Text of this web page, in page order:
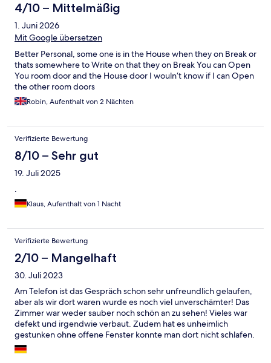
4/10 – Mittelmäßig
1. Juni 2026
Mit Google übersetzen
Better Personal, some one is in the House when they on Break or
thats somewhere to Write on that they on Break You can Open
You room door and the House door I wouln‘t know if I can Open
the other room doors
Robin, Aufenthalt von 2 Nächten
Verifizierte Bewertung
8/10 – Sehr gut
19. Juli 2025
.
Klaus, Aufenthalt von 1 Nacht
Verifizierte Bewertung
2/10 – Mangelhaft
30. Juli 2023
Am Telefon ist das Gespräch schon sehr unfreundlich gelaufen,
aber als wir dort waren wurde es noch viel unverschämter! Das
Zimmer war weder sauber noch schön an zu sehen! Vieles war
defekt und irgendwie verbaut. Zudem hat es unheimlich
gestunken ohne offene Fenster konnte man dort nicht schlafen.
Absolut nicht weiterzuempfehlen!! Achtung vor der
Hausdame/Chefin...